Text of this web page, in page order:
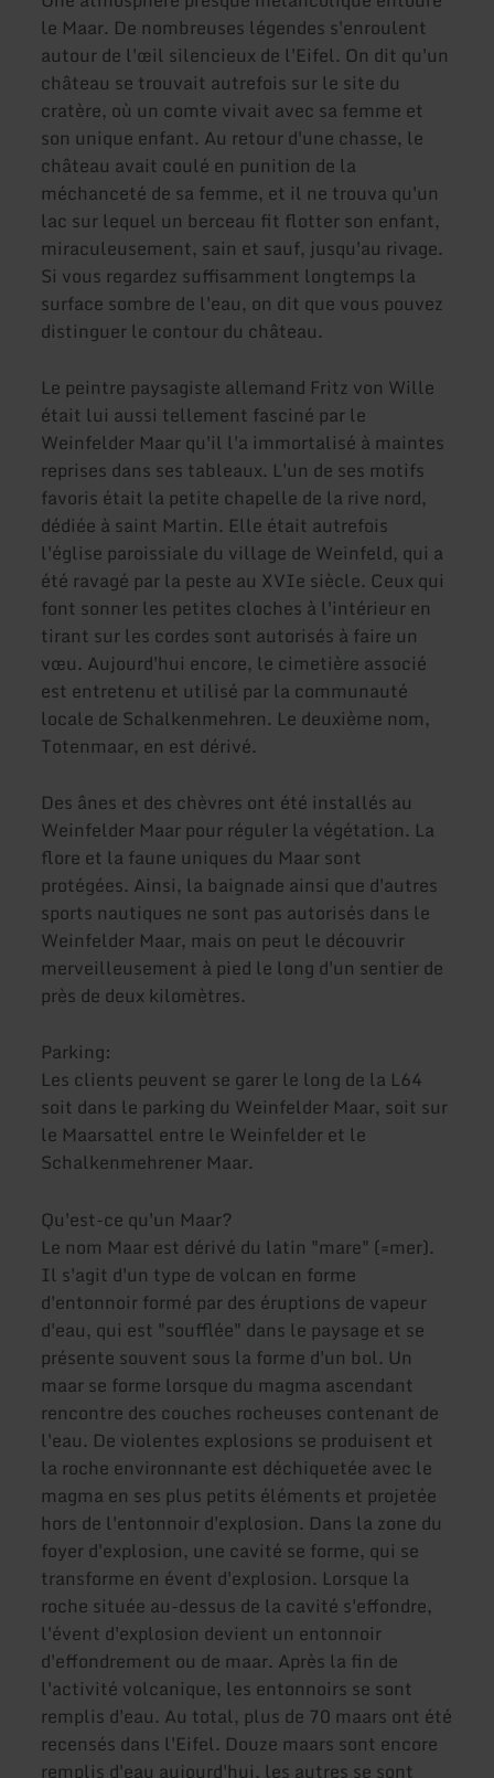
le Maar. De nombreuses légendes s'enroulent
autour de l'œil silencieux de l'Eifel. On dit qu'un
château se trouvait autrefois sur le site du
cratère, où un comte vivait avec sa femme et
son unique enfant. Au retour d'une chasse, le
château avait coulé en punition de la
méchanceté de sa femme, et il ne trouva qu'un
lac sur lequel un berceau fit flotter son enfant,
miraculeusement, sain et sauf, jusqu'au rivage.
Si vous regardez suffisamment longtemps la
surface sombre de l'eau, on dit que vous pouvez
distinguer le contour du château.
Le peintre paysagiste allemand Fritz von Wille
était lui aussi tellement fasciné par le
Weinfelder Maar qu'il l'a immortalisé à maintes
reprises dans ses tableaux. L'un de ses motifs
favoris était la petite chapelle de la rive nord,
dédiée à saint Martin. Elle était autrefois
l'église paroissiale du village de Weinfeld, qui a
été ravagé par la peste au XVIe siècle. Ceux qui
font sonner les petites cloches à l'intérieur en
tirant sur les cordes sont autorisés à faire un
vœu. Aujourd'hui encore, le cimetière associé
est entretenu et utilisé par la communauté
locale de Schalkenmehren. Le deuxième nom,
Totenmaar, en est dérivé.
Des ânes et des chèvres ont été installés au
Weinfelder Maar pour réguler la végétation. La
flore et la faune uniques du Maar sont
protégées. Ainsi, la baignade ainsi que d'autres
sports nautiques ne sont pas autorisés dans le
Weinfelder Maar, mais on peut le découvrir
merveilleusement à pied le long d'un sentier de
près de deux kilomètres.
Parking:
Les clients peuvent se garer le long de la L64
soit dans le parking du Weinfelder Maar, soit sur
le Maarsattel entre le Weinfelder et le
Schalkenmehrener Maar.
Qu'est-ce qu'un Maar?
Le nom Maar est dérivé du latin "mare" (=mer).
Il s'agit d'un type de volcan en forme
d'entonnoir formé par des éruptions de vapeur
d'eau, qui est "soufflée" dans le paysage et se
présente souvent sous la forme d'un bol. Un
maar se forme lorsque du magma ascendant
rencontre des couches rocheuses contenant de
l'eau. De violentes explosions se produisent et
la roche environnante est déchiquetée avec le
magma en ses plus petits éléments et projetée
hors de l'entonnoir d'explosion. Dans la zone du
foyer d'explosion, une cavité se forme, qui se
transforme en évent d'explosion. Lorsque la
roche située au-dessus de la cavité s'effondre,
l'évent d'explosion devient un entonnoir
d'effondrement ou de maar. Après la fin de
l'activité volcanique, les entonnoirs se sont
remplis d'eau. Au total, plus de 70 maars ont été
recensés dans l'Eifel. Douze maars sont encore
remplis d'eau aujourd'hui, les autres se sont